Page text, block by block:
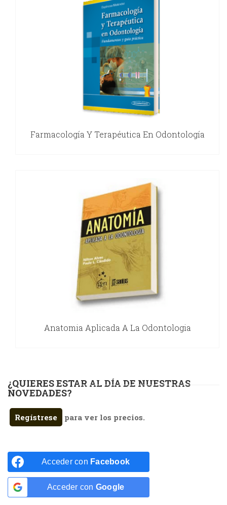
Farmacología Y Terapéutica En Odontología
Anatomia Aplicada A La Odontologia
¿QUIERES ESTAR AL DÍA DE NUESTRAS
NOVEDADES?
Regístrese para ver los precios.
Acceder con Facebook
Acceder con Google